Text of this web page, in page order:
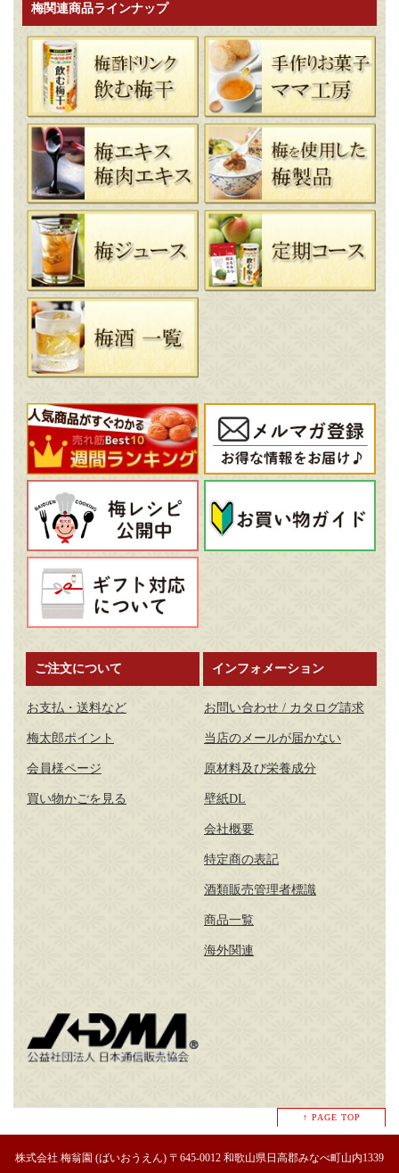
梅関連商品ラインナップ
ご注文について
お支払・送料など
梅太郎ポイント
会員様ページ
買い物かごを見る
インフォメーション
お問い合わせ / カタログ請求
当店のメールが届かない
原材料及び栄養成分
壁紙DL
会社概要
特定商の表記
酒類販売管理者標識
商品一覧
海外関連
↑ PAGE TOP
株式会社 梅翁園 (ばいおうえん) 〒645-0012 和歌山県日高郡みなべ町山内1339